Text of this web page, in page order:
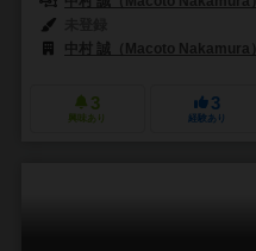
中村 誠（Macoto Nakamura）
3
興味あり
3
経験あり